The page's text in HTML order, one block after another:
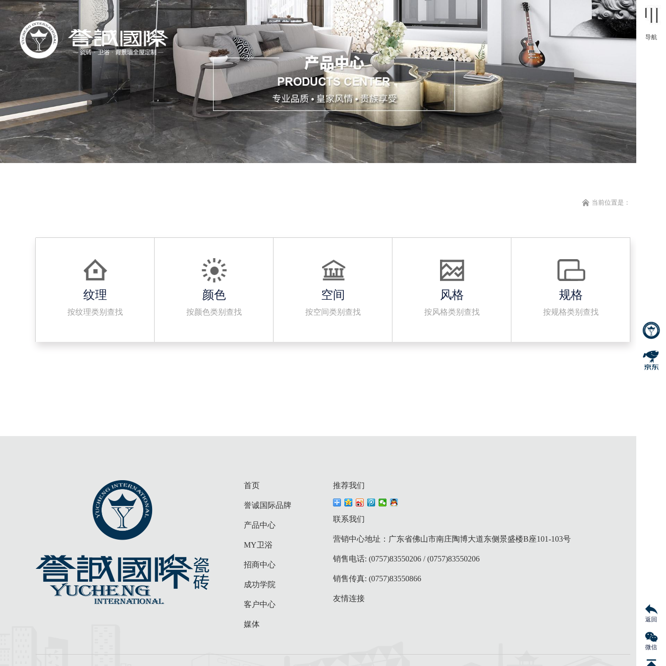
导航
返回
微信
当前位置是：
纹理
按纹理类别查找
颜色
按颜色类别查找
空间
按空间类别查找
风格
按风格类别查找
规格
按规格类别查找
首页
誉诚国际品牌
产品中心
MY卫浴
招商中心
成功学院
客户中心
媒体
推荐我们
联系我们
营销中心地址：广东省佛山市南庄陶博大道东侧景盛楼B座101-103号
销售电话: (0757)83550206 / (0757)83550206
销售传真: (0757)83550866
友情连接